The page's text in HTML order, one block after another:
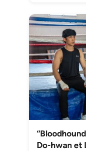
Do-hwan et